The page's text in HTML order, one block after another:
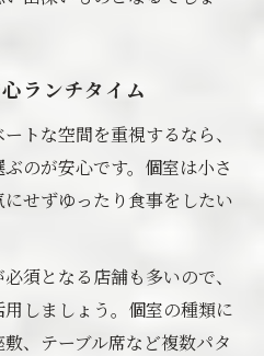
ランチタイム
トな空間を重視するなら、
ぶのが安心です。個室は小さ
せずゆったり食事をしたい
須となる店舗も多いので、
しましょう。個室の種類に
、テーブル席など複数パタ